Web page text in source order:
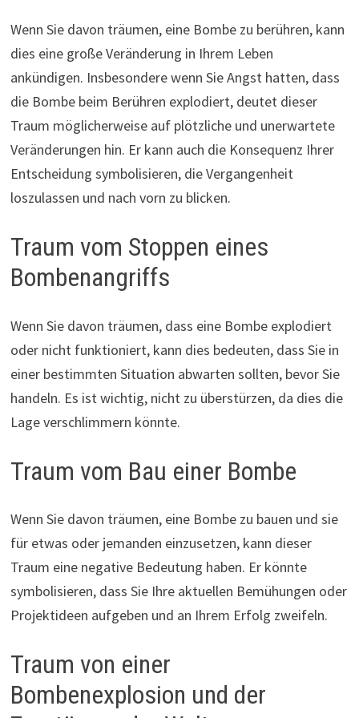
Wenn Sie davon träumen, eine Bombe zu berühren, kann
dies eine große Veränderung in Ihrem Leben
ankündigen. Insbesondere wenn Sie Angst hatten, dass
die Bombe beim Berühren explodiert, deutet dieser
Traum möglicherweise auf plötzliche und unerwartete
Veränderungen hin. Er kann auch die Konsequenz Ihrer
Entscheidung symbolisieren, die Vergangenheit
loszulassen und nach vorn zu blicken.
Traum vom Stoppen eines
Bombenangriffs
Wenn Sie davon träumen, dass eine Bombe explodiert
oder nicht funktioniert, kann dies bedeuten, dass Sie in
einer bestimmten Situation abwarten sollten, bevor Sie
handeln. Es ist wichtig, nicht zu überstürzen, da dies die
Lage verschlimmern könnte.
Traum vom Bau einer Bombe
Wenn Sie davon träumen, eine Bombe zu bauen und sie
für etwas oder jemanden einzusetzen, kann dieser
Traum eine negative Bedeutung haben. Er könnte
symbolisieren, dass Sie Ihre aktuellen Bemühungen oder
Projektideen aufgeben und an Ihrem Erfolg zweifeln.
Traum von einer
Bombenexplosion und der